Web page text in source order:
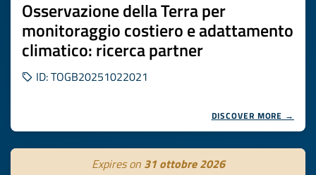
Osservazione della Terra per
monitoraggio costiero e adattamento
climatico: ricerca partner
ID: TOGB20251022021
DISCOVER MORE →
Expires on 31 ottobre 2026